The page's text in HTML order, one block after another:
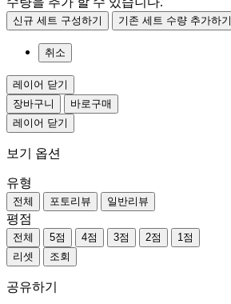
신규 세트 구성하기 기존 세트 수량 추가하기
취소
레이어 닫기
장바구니
바로구매
레이어 닫기
보기 옵션
유형
전체 포토리뷰 일반리뷰
평점
전체 5점 4점 3점 2점
1점
리셋
조회
공유하기